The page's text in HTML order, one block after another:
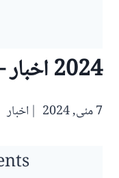
2024 اخبار – 7 مئی
7 مئی, 2024 اخبار